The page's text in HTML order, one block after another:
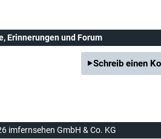
, Erinnerungen und Forum
Schreib einen
imfernsehen GmbH & Co. KG